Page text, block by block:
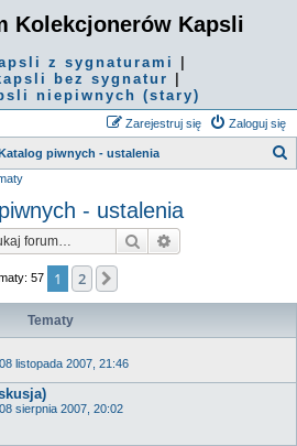
Kolekcjonerów Kapsli
z sygnaturami
bez sygnatur
niepiwnych (stary)
Zaloguj się
Zarejestruj się
piwnych - ustalenia
- ustalenia
Szukaj
57 1 2
Tematy
08 listopada 2007, 21:46
08 sierpnia 2007, 20:02